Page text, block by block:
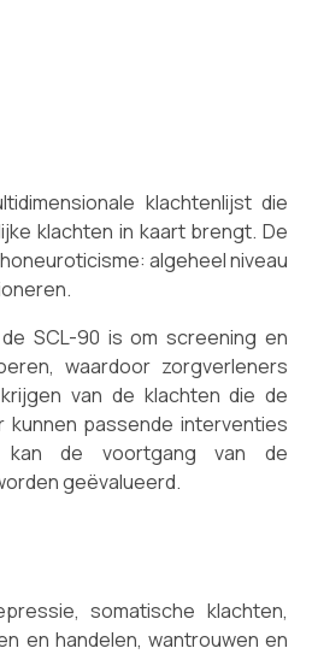
klachtenlijst die
klachten in kaart brengt. De
algeheel niveau
SCL-90 is om screening en
waardoor zorgverleners
van de klachten die de
kunnen passende interventies
de voortgang van de
geëvalueerd.
somatische klachten,
en handelen, wantrouwen en